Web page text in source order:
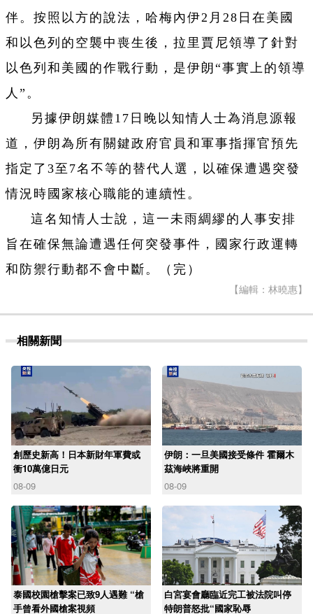
伴。按照以方的說法，哈梅內伊2月28日在美國
和以色列的空襲中喪生後，拉里賈尼領導了針對
以色列和美國的作戰行動，是伊朗“事實上的領導
人”。
另據伊朗媒體17日晚以知情人士為消息源報
道，伊朗為所有關鍵政府官員和軍事指揮官預先
指定了3至7名不等的替代人選，以確保遭遇突發
情況時國家核心職能的連續性。
這名知情人士說，這一未雨綢繆的人事安排
旨在確保無論遭遇任何突發事件，國家行政運轉
和防禦行動都不會中斷。（完）
【編輯：林曉惠】
相關新聞
創歷史新高！日本新財年軍費或
衝10萬億日元
08-09
伊朗：一旦美國接受條件 霍爾木
茲海峽將重開
08-09
泰國校園槍擊案已致9人遇難 “槍
手曾看外國槍案視頻
白宮宴會廳臨近完工被法院叫停
特朗普怒批“國家恥辱